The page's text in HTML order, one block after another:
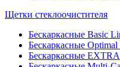
Щетки стеклоочистителя
Бескаркасные Basic
Бескаркасные
Бескаркасные